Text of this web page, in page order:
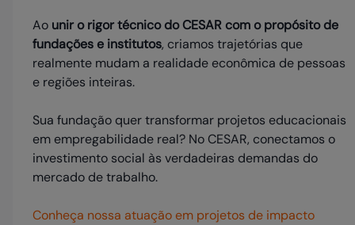
Ao unir o rigor técnico do CESAR com o propósito de
fundações e institutos, criamos trajetórias que
realmente mudam a realidade econômica de pessoas
e regiões inteiras.
Sua fundação quer transformar projetos educacionais
em empregabilidade real? No CESAR, conectamos o
investimento social às verdadeiras demandas do
mercado de trabalho.
Conheça nossa atuação em projetos de impacto